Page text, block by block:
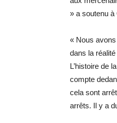
» a soutenu à
« Nous
dans la
L’histoire de
compte
cela sont
arrêts. Il y a